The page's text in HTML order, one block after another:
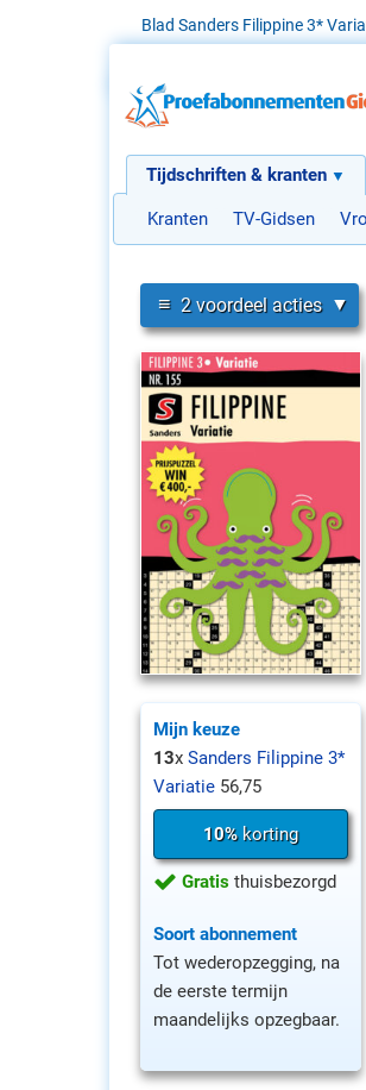
Blad Sanders Filippine 3*
Tijdschriften & kranten
Kranten TV-Gidsen
≡ 2 voordeel acties
Mijn keuze
13x Sanders Filippine 3*
Variatie 56,75
10%korting
Gratis thuisbezorgd
Soort abonnement
Tot wederopzegging, na
de eerste termijn
maandelijks opzegbaar.